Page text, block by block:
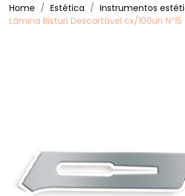
Home Estética Instrumentos
Lâmina Bisturi Descartável cx/100un Nº15